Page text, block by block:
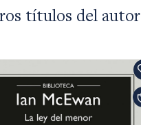
títulos del autor